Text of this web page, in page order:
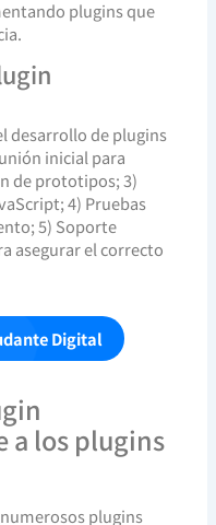
plugins que
desarrollo de plugins
inicial para
de prototipos; 3)
4) Pruebas
5) Soporte
asegurar el correcto
Digital
a los plugins
plugins